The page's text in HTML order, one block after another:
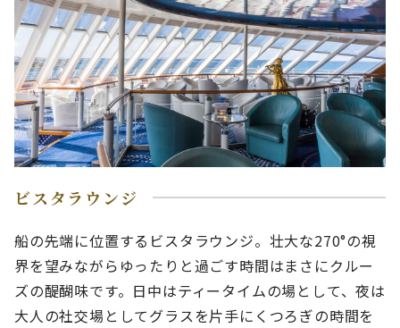
ビスタラウンジ
船の先端に位置するビスタラウンジ。壮大な270°の視
界を望みながらゆったりと過ごす時間はまさにクルー
ズの醍醐味です。日中はティータイムの場として、夜は
大人の社交場としてグラスを片手にくつろぎの時間を